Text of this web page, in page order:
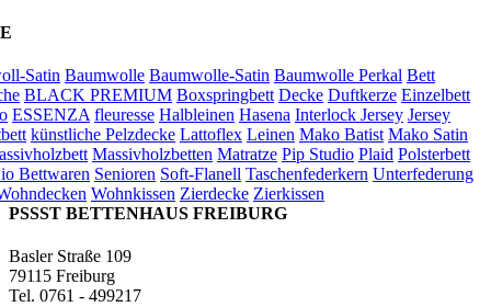
Satin Baumwolle Baumwolle-Satin Baumwolle Perkal Bett
BLACK PREMIUM Boxspringbett Decke Duftkerze Einzelbett
ESSENZA fleuresse Halbleinen Hasena Interlock Jersey Jersey
künstliche Pelzdecke Lattoflex Leinen Mako Batist Mako Satin
Massivholzbetten Matratze Pip Studio Plaid Polsterbett
Bettwaren Senioren Soft-Flanell Taschenfederkern Unterfederung
Wohnkissen Zierdecke Zierkissen
PSSST BETTENHAUS FREIBURG
Basler Straße 109
79115 Freiburg
Tel. 0761 - 499217